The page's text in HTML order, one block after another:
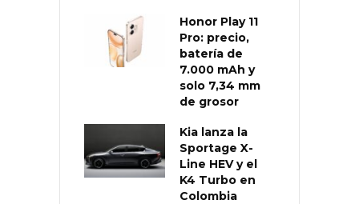
Honor Play 11
Pro: precio,
batería de
7.000 mAh y
solo 7,34 mm
de grosor
Kia lanza la
Sportage X-
Line HEV y el
K4 Turbo en
Colombia